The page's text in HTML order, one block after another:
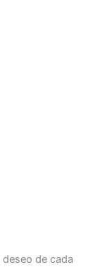
de cada